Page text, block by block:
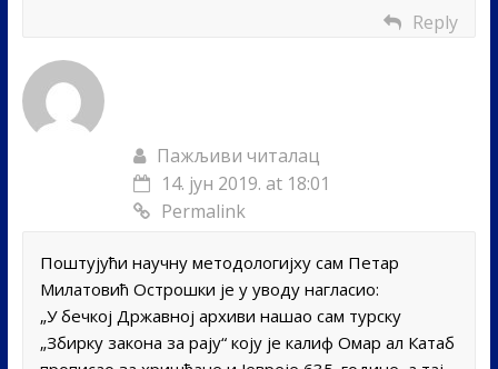
Reply
Пажљиви читалац
14. јун 2019. at 18:01
Permalink
Поштујући научну методологијху сам Петар
Милатовић Острошки је у уводу нагласио:
„У бечкој Државној архиви нашао сам турску
„Збирку закона за рају“ коју је калиф Омар ал Катаб